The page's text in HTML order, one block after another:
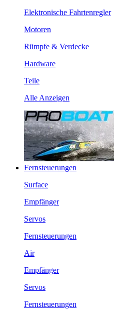
Elektronische Fahrtenregler
Motoren
Rümpfe & Verdecke
Hardware
Teile
Alle Anzeigen
Fernsteuerungen
Surface
Empfänger
Servos
Fernsteuerungen
Air
Empfänger
Servos
Fernsteuerungen